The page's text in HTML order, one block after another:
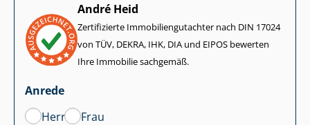
André Heid
Zertifizierte Im­mo­bi­li­en­gut­ach­ter nach DIN 17024
von TÜV, DEKRA, IHK, DIA und EIPOS bewerten
Ihre Immobilie sachgemäß.
Anrede
Herr
Frau